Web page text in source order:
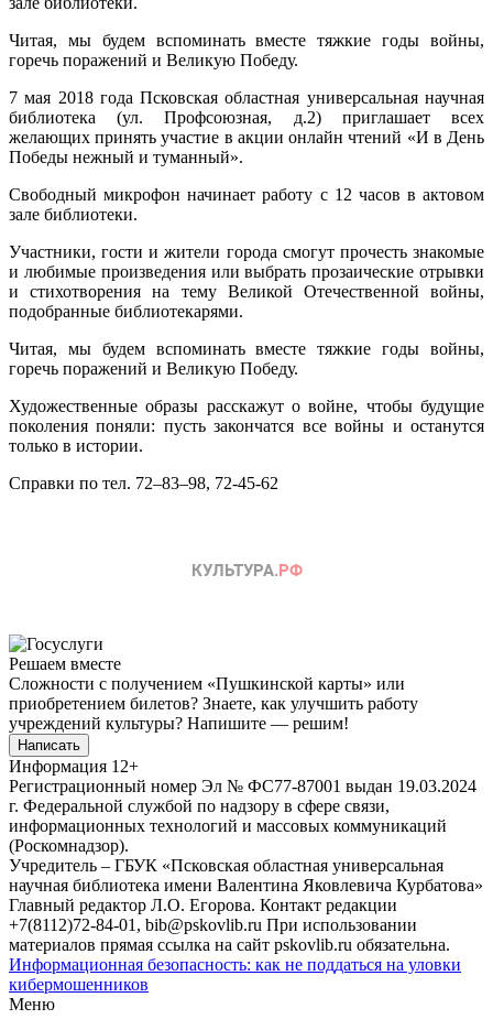
Читая, мы будем вспоминать вместе тяжкие годы войны,
горечь поражений и Великую Победу.
7 мая 2018 года Псковская областная универсальная научная
библиотека (ул. Профсоюзная, д.2) приглашает всех
желающих принять участие в акции онлайн чтений «И в День
Победы нежный и туманный».
Свободный микрофон начинает работу с 12 часов в актовом
зале библиотеки.
Участники, гости и жители города смогут прочесть знакомые
и любимые произведения или выбрать прозаические отрывки
и стихотворения на тему Великой Отечественной войны,
подобранные библиотекарями.
Читая, мы будем вспоминать вместе тяжкие годы войны,
горечь поражений и Великую Победу.
Художественные образы расскажут о войне, чтобы будущие
поколения поняли: пусть закончатся все войны и останутся
только в истории.
Справки по тел. 72–83–98, 72-45-62
Решаем вместе
Сложности с получением «Пушкинской карты» или
приобретением билетов? Знаете, как улучшить работу
учреждений культуры? Напишите — решим!
Написать
Информация 12+
Регистрационный номер Эл № ФС77-87001 выдан 19.03.2024
г. Федеральной службой по надзору в сфере связи,
информационных технологий и массовых коммуникаций
(Роскомнадзор).
Учредитель – ГБУК «Псковская областная универсальная
научная библиотека имени Валентина Яковлевича Курбатова»
Главный редактор Л.О. Егорова. Контакт редакции
+7(8112)72-84-01, bib@pskovlib.ru При использовании
материалов прямая ссылка на сайт pskovlib.ru обязательна.
Информационная безопасность: как не поддаться на уловки
кибермошенников
Меню